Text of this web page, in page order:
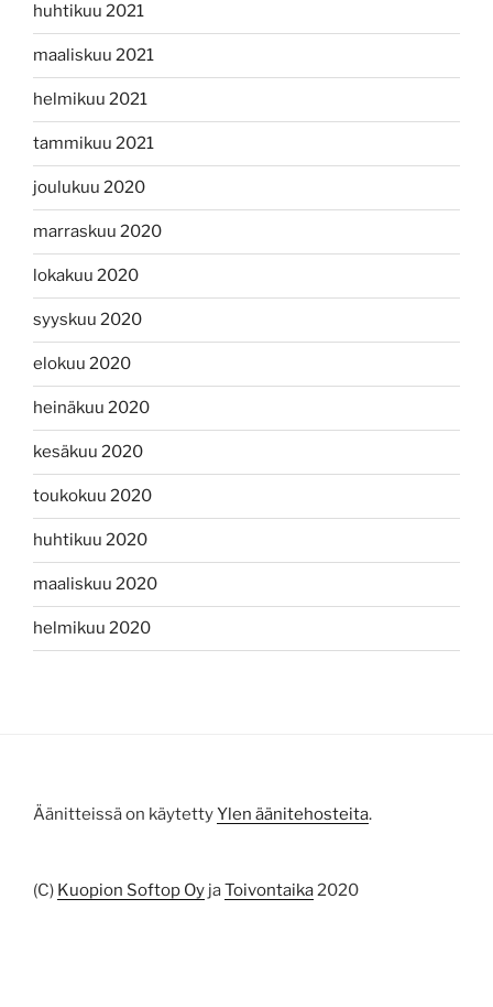
huhtikuu 2021
maaliskuu 2021
helmikuu 2021
tammikuu 2021
joulukuu 2020
marraskuu 2020
lokakuu 2020
syyskuu 2020
elokuu 2020
heinäkuu 2020
kesäkuu 2020
toukokuu 2020
huhtikuu 2020
maaliskuu 2020
helmikuu 2020
Äänitteissä on käytettyYlen äänitehosteita.
(C) Kuopion Softop Oy jaToivontaika2020